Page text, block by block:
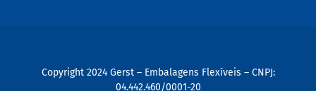
Copyright 2024 Gerst – Embalagens Flexíveis – CNPJ:
04.442.460/0001-20